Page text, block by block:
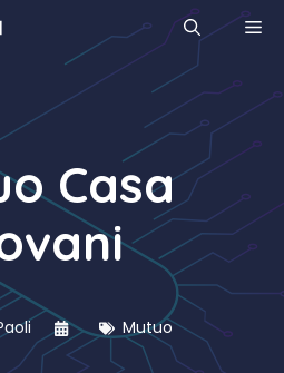
Casa
Mutuo